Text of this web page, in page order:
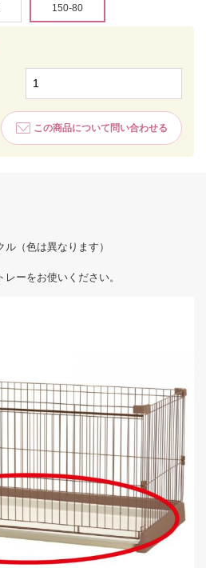
この商品について問い合わせる
150-80
（色は異なります）
ーをお使いください。